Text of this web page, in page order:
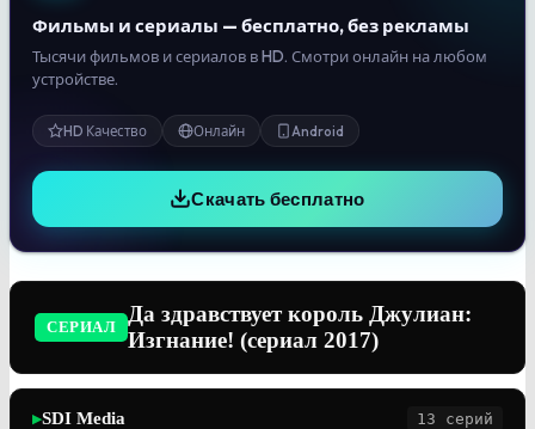
Фильмы и сериалы — бесплатно, без рекламы
Тысячи фильмов и сериалов в HD. Смотри онлайн на любом
устройстве.
HD Качество Онлайн Android
Скачать бесплатно
СЕРИАЛ
Да здравствует король Джулиан:
Изгнание! (сериал 2017)
▶SDI Media 13 серий